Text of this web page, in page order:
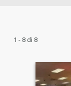
1 - 8 di 8